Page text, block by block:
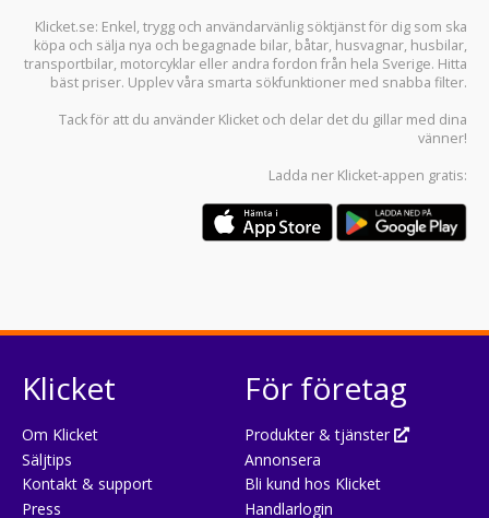
Klicket.se: Enkel, trygg och användarvänlig söktjänst för dig som ska
köpa och sälja nya och begagnade bilar, båtar, husvagnar, husbilar,
transportbilar, motorcyklar eller andra fordon från hela Sverige. Hitta
bäst priser. Upplev våra smarta sökfunktioner med snabba filter.
Tack för att du använder Klicket och delar det du gillar med dina
vänner!
Ladda ner Klicket-appen gratis:
Klicket
Om Klicket
Säljtips
Kontakt & support
Press
För företag
Produkter & tjänster
Annonsera
Bli kund hos Klicket
Handlarlogin